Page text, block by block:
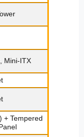
Mini-ITX
+ Tempered